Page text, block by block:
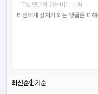
To. 댓글의 답변버튼 클릭
최신순인기순